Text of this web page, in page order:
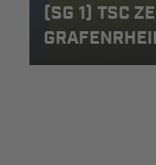
(SG 1) TSC